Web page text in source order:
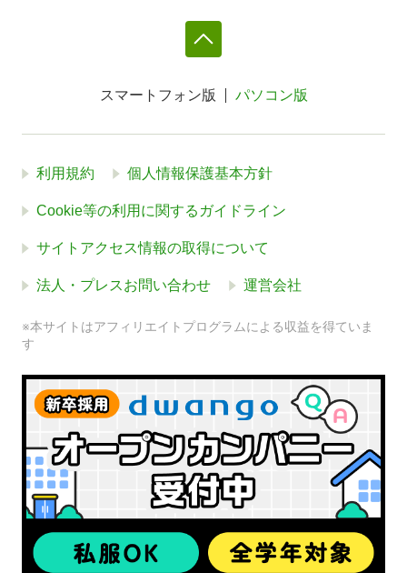
スマートフォン版 パソコン版
利用規約 個人情報保護基本方針
Cookie等の利用に関するガイドライン
サイトアクセス情報の取得について
法人・プレスお問い合わせ 運営会社
※本サイトはアフィリエイトプログラムによる収益を得ていま
す